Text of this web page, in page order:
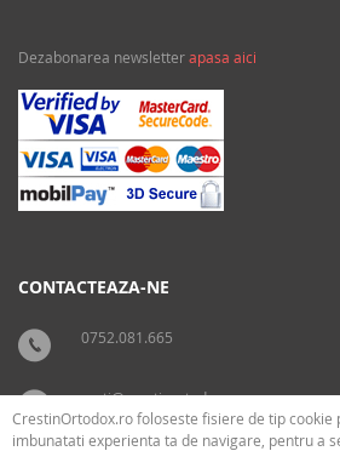
Dezabonarea newsletterapasa aici
CONTACTEAZA-NE
0752.081.665
carti@crestinortodox.ro
CrestinOrtodox.ro foloseste fisiere de tip cookie
imbunatati experienta ta de navigare, pentru a